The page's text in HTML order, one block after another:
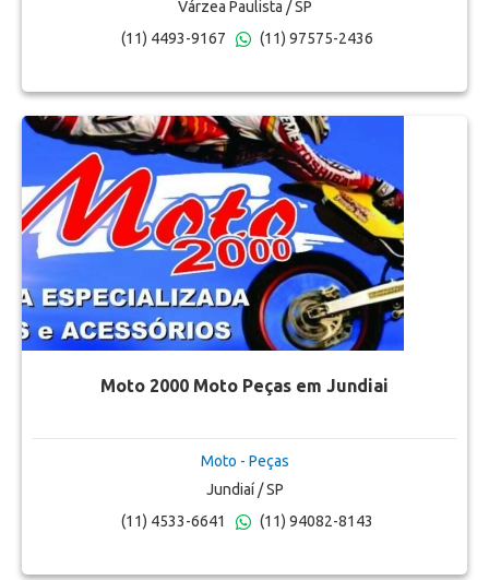
Várzea Paulista / SP
(11) 4493-9167
(11) 97575-2436
Moto 2000 Moto Peças em Jundiai
Moto - Peças
Jundiaí / SP
(11) 4533-6641
(11) 94082-8143